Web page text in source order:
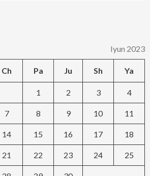
Iyun 2023
Ch Pa Ju Sh Ya
1 2 3 4
7 8 9 10 11
14 15 16 17 18
21 22 23 24 25